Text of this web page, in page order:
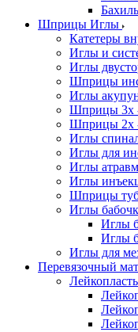
Шприцы Иглы
Катетеры
Иглы и
Иглы
Шприцы
Иглы
Шприцы 3х
Шприцы 2х
Иглы
Иглы для
Иглы
Иглы
Шприцы
Иглы
Иглы
Иглы
Иглы для
Перевязочный